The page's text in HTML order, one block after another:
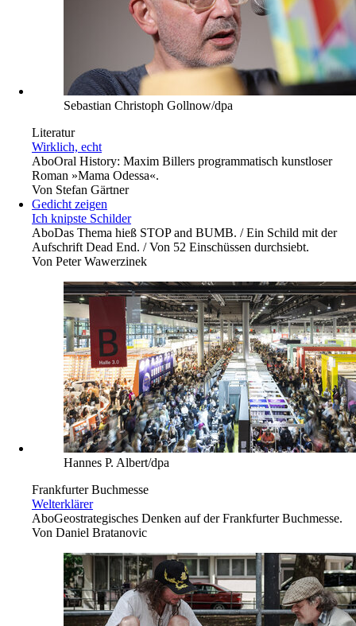
Sebastian Christoph Gollnow/dpa
Literatur
Wirklich, echt
AboOral History: Maxim Billers programmatisch kunstloser
Roman »Mama Odessa«.
Von Stefan Gärtner
Gedicht zeigen
Ich knipste Schilder
AboDas Thema hieß STOP and BUMB. / Ein Schild mit der
Aufschrift Dead End. / Von 52 Einschüssen durchsiebt.
Von Peter Wawerzinek
Hannes P. Albert/dpa
Frankfurter Buchmesse
Welterklärer
AboGeostrategisches Denken auf der Frankfurter Buchmesse.
Von Daniel Bratanovic